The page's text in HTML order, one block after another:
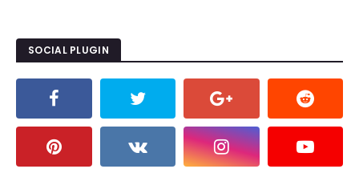
SOCIAL PLUGIN